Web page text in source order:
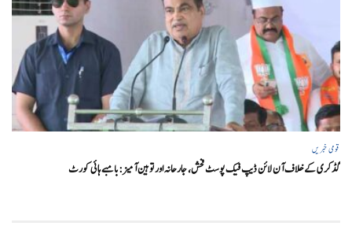
قومی خبریں
گڈکری کے خلاف آن لائن ڈیپ فیک پوسٹ فحش، جارحانہ اور توہین آمیز:بامبے ہائی کورٹ